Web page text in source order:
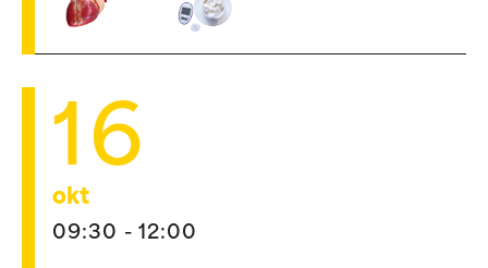
16
okt
09:30 - 12:00